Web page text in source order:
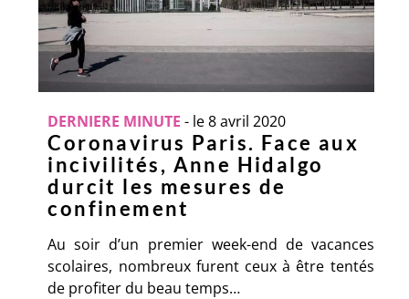
DERNIERE MINUTE - le 8 avril 2020
Coronavirus Paris. Face aux
incivilités, Anne Hidalgo
durcit les mesures de
confinement
Au soir d’un premier week-end de vacances
scolaires, nombreux furent ceux à être tentés
de profiter du beau temps…